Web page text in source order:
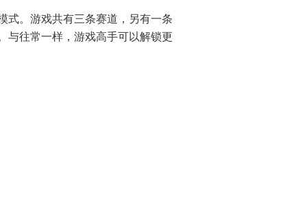
式。游戏共有三条赛道，另有一条
与往常一样，游戏高手可以解锁更